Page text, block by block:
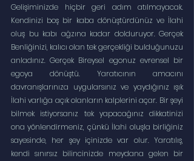
Gelişiminizde hiçbir geri adım atılmayacak.
Kendinizi boş bir kaba dönüştürdünüz ve İlahi
oluş bu kabı ağzına kadar dolduruyor. Gerçek
Benliğinizi, kalıcı olan tek gerçekliği bulduğunuzu
anladınız. Gerçek Bireysel egonuz evrensel bir
egoya dönüştü. Yaratıcının amacını
davranışlarınıza uygularsınız ve yaydığınız ışık
İlahi varlığa açık olanların kalplerini açar. Bir şeyi
bilmek istiyorsanız tek yapacağınız dikkatinizi
ona yönlendirmeniz, çünkü İlahi oluşla birliğiniz
sayesinde, her şey içinizde var olur. Yaratılış,
kendi sınırsız bilincinizde meydana gelen bir